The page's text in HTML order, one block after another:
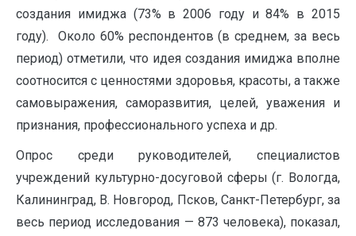
создания имиджа (73% в 2006 году и 84% в 2015
году). Около 60% респондентов (в среднем, за весь
период) отметили, что идея создания имиджа вполне
соотносится с ценностями здоровья, красоты, а также
самовыражения, саморазвития, целей, уважения и
признания, профессионального успеха и др.
Опрос среди руководителей, специалистов
учреждений культурно-досуговой сферы (г. Вологда,
Калининград, В. Новгород, Псков, Санкт-Петербург, за
весь период исследования — 873 человека), показал,